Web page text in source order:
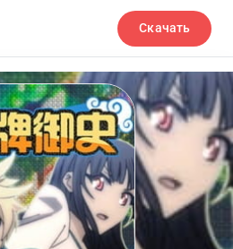
Скачать